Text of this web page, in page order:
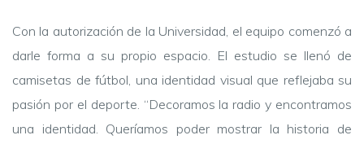
Con la autorización de la Universidad, el equipo comenzó a
darle forma a su propio espacio. El estudio se llenó de
camisetas de fútbol, una identidad visual que reflejaba su
pasión por el deporte. “Decoramos la radio y encontramos
una identidad. Queríamos poder mostrar la historia de